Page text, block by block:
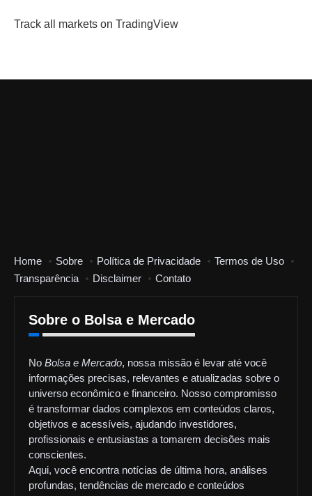
Track all markets on TradingView
Home Sobre Política de Privacidade
Termos de Uso
Transparência
Disclaimer Contato
Sobre o Bolsa e Mercado
No Bolsa e Mercado, nossa missão é levar até você
informações precisas, relevantes e atualizadas sobre o
universo econômico e financeiro. Nosso compromisso
é transformar dados complexos em conteúdos claros,
objetivos e acessíveis, ajudando investidores,
profissionais e entusiastas a tomarem decisões mais
conscientes.
Aqui, você encontra notícias de última hora, análises
profundas, tendências de mercado e conteúdos